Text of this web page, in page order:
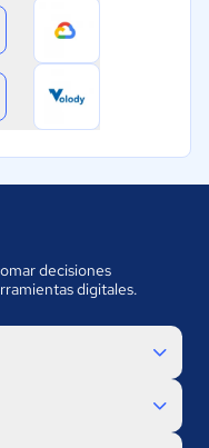
decisiones
digitales.